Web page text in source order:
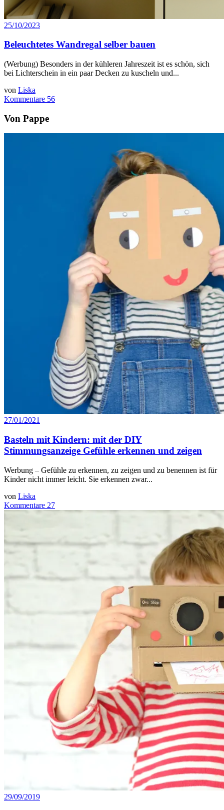
25/10/2023
Beleuchtetes Wandregal selber bauen
(Werbung) Besonders in der kühleren Jahreszeit ist es schön, sich
bei Lichterschein in ein paar Decken zu kuscheln und...
von Liska
Kommentare 56
Von Pappe
27/01/2021
Basteln mit Kindern: mit der DIY
Stimmungsanzeige Gefühle erkennen und zeigen
Werbung – Gefühle zu erkennen, zu zeigen und zu benennen ist für
Kinder nicht immer leicht. Sie erkennen zwar...
von Liska
Kommentare 27
29/09/2019